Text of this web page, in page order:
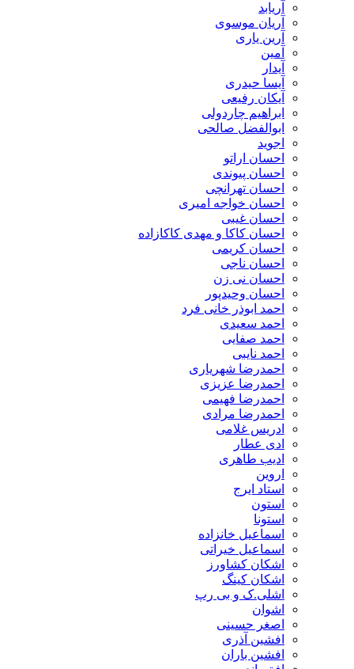
آریان موسوی
آرین یاری
آیسا حیدری
آیکان رفیعی
ابراهیم چاردولی
ابوالفضل صالحی
احسان اراتو
احسان پیوندی
احسان تهرانچی
احسان خواجه امیری
احسان غیبی
احسان کاکا و مهدی کاکازاده
احسان کریمی
احسان ناجی
احسان نی زن
احسان وحیدپور
احمد ابوذر خانی فرد
احمد سعیدی
احمد صفایی
احمد نایبی
احمدرضا شهریاری
احمدرضا عزیزی
احمدرضا فهیمی
احمدرضا مرادی
ادریس غلامی
ادی عطار
ادیب طاهری
استاد ایرج
اسماعیل خانزاده
اسماعیل خیراتی
اشکان کشاورز
اشکان کینگ
اشلی.ک و بی رپ
اصغر حسینی
افشین آذری
افشین باران